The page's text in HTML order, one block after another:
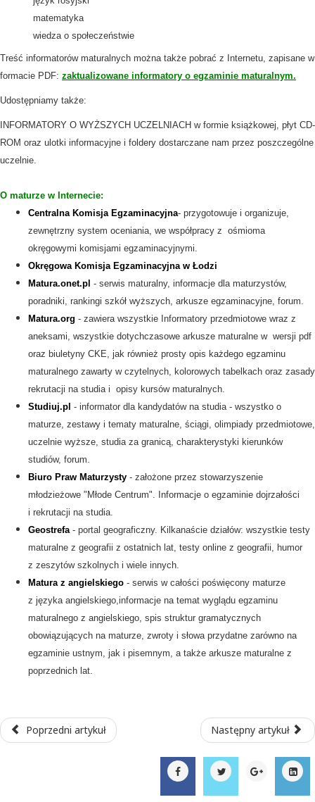
matematyka
wiedza o społeczeństwie
Treść informatorów maturalnych można także pobrać z Internetu, zapisane w
formacie PDF: zaktualizowane informatory o egzaminie maturalnym.
Udostępniamy także:
INFORMATORY O WYŻSZYCH UCZELNIACH w formie książkowej, płyt CD-
ROM oraz ulotki informacyjne i foldery dostarczane nam przez poszczególne
uczelnie.
O maturze w Internecie:
Centralna Komisja Egzaminacyjna- przygotowuje i organizuje,
zewnętrzny system oceniania, we współpracy z ośmioma
okręgowymi komisjami egzaminacyjnymi.
Okręgowa Komisja Egzaminacyjna w Łodzi
Matura.onet.pl - serwis maturalny, informacje dla maturzystów,
poradniki, rankingi szkół wyższych, arkusze egzaminacyjne, forum.
Matura.org - zawiera wszystkie Informatory przedmiotowe wraz z
aneksami, wszystkie dotychczasowe arkusze maturalne w wersji pdf
oraz biuletyny CKE, jak również prosty opis każdego egzaminu
maturalnego zawarty w czytelnych, kolorowych tabelkach oraz zasady
rekrutacji na studia i opisy kursów maturalnych.
Studiuj.pl - informator dla kandydatów na studia - wszystko o
maturze, zestawy i tematy maturalne, ściągi, olimpiady przedmiotowe,
uczelnie wyższe, studia za granicą, charakterystyki kierunków
studiów, forum.
Biuro Praw Maturzysty - założone przez stowarzyszenie
młodzieżowe "Młode Centrum". Informacje o egzaminie dojrzałości
i rekrutacji na studia.
Geostrefa - portal geograficzny. Kilkanaście działów: wszystkie testy
maturalne z geografii z ostatnich lat, testy online z geografii, humor
z zeszytów szkolnych i wiele innych.
Matura z angielskiego - serwis w całości poświęcony maturze
z języka angielskiego,informacje na temat wyglądu egzaminu
maturalnego z angielskiego, spis struktur gramatycznych
obowiązujących na maturze, zwroty i słowa przydatne zarówno na
egzaminie ustnym, jak i pisemnym, a także arkusze maturalne z
poprzednich lat.
Poprzedni artykuł Następny artykuł